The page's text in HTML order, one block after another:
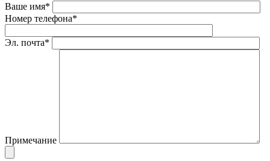
Ваше имя*
Номер телефона*
Эл. почта*
Примечание